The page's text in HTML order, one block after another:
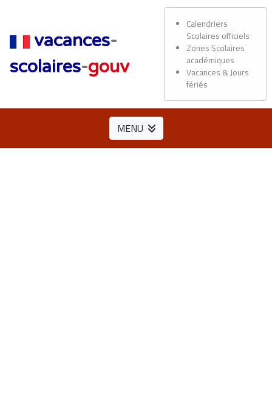
vacances-
scolaires-gouv
Calendriers
Scolaires officiels
Zones Scolaires
académiques
Vacances & Jours
fériés
MENU